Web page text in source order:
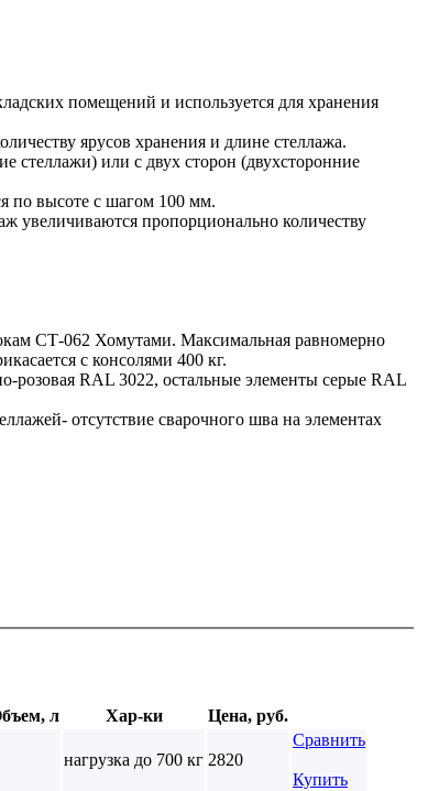
помещений и используется для хранения
ярусов хранения и длине стеллажа.
стеллажи) или с двух сторон (двухсторонние
по высоте с шагом 100 мм.
увеличиваются пропорционально количеству
СТ-062 Хомутами. Максимальная равномерно
с консолями 400 кг.
розовая RAL 3022, остальные элементы серые RAL
отсутствие сварочного шва на элементах
л Хар-ки Цена, руб.
нагрузка до 700 кг 2820
Сравнить
Купить